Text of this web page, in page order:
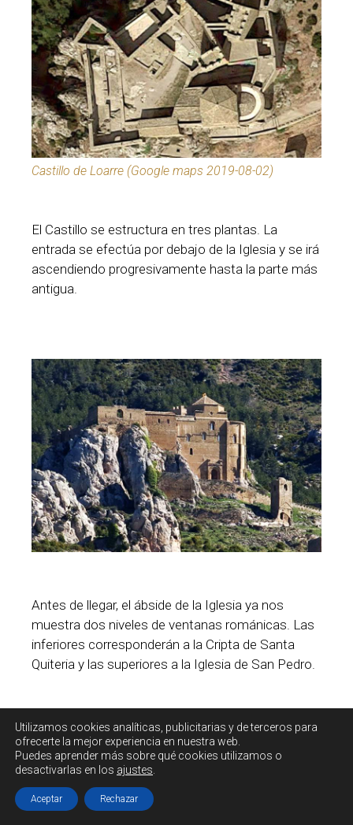
Castillo de Loarre (Google maps 2019-08-02)
El Castillo se estructura en tres plantas. La
entrada se efectúa por debajo de la Iglesia y se irá
ascendiendo progresivamente hasta la parte más
antigua.
Antes de llegar, el ábside de la Iglesia ya nos
muestra dos niveles de ventanas románicas. Las
inferiores corresponderán a la Cripta de Santa
Quiteria y las superiores a la Iglesia de San Pedro.
Utilizamos cookies analíticas, publicitarias y de terceros para
ofrecerte la mejor experiencia en nuestra web.
Puedes aprender más sobre qué cookies utilizamos o
desactivarlas en los ajustes
Aceptar Rechazar